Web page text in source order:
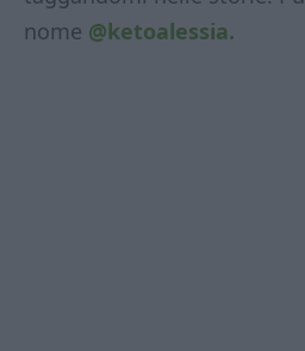
nome @ketoalessia.